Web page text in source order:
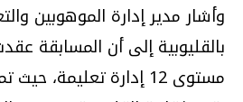
وأشار مدير إدارة الموهوبين
بالقليوبية إلى أن المسابقة
مستوى 12 إدارة تعليمة، حيث